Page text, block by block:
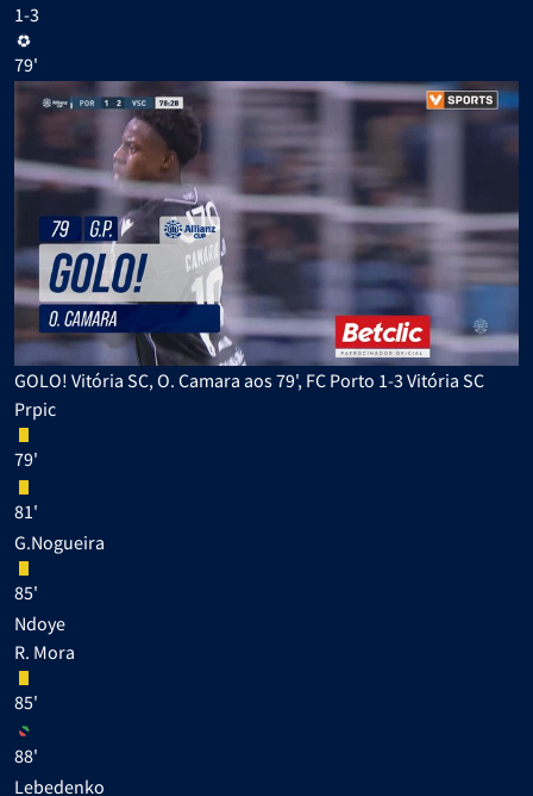
1-3
79'
GOLO! Vitória SC, O. Camara aos 79', FC Porto 1-3 Vitória SC
Prpic
79'
81'
G.Nogueira
85'
Ndoye
R. Mora
85'
88'
Lebedenko